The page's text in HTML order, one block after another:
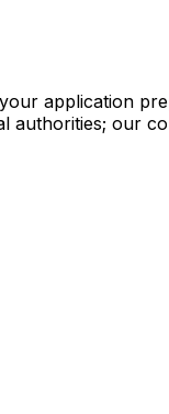
application
authorities; our